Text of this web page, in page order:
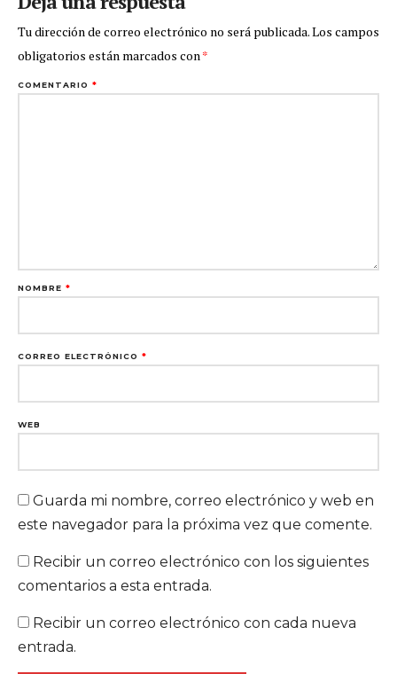
Tu dirección de correo electrónico no será publicada.Los campos
obligatorios están marcados con*
COMENTARIO *
NOMBRE *
CORREO ELECTRÓNICO *
WEB
Guarda mi nombre, correo electrónico y web en
este navegador para la próxima vez que comente.
Recibir un correo electrónico con los siguientes
comentarios a esta entrada.
Recibir un correo electrónico con cada nueva
entrada.